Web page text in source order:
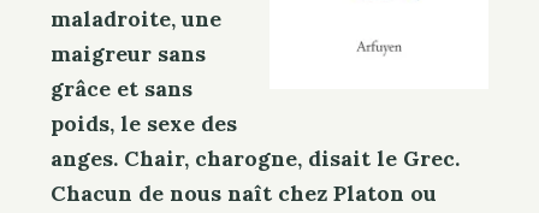
maladroite, une
maigreur sans
grâce et sans
poids, le sexe des
anges. Chair, charogne, disait le Grec.
Chacun de nous naît chez Platon ou